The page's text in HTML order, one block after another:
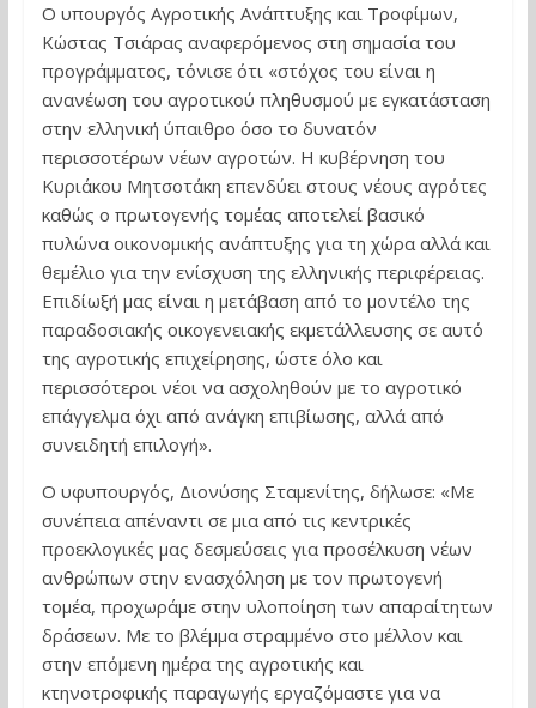
Ο υπουργός Αγροτικής Ανάπτυξης και Τροφίμων,
Κώστας Τσιάρας αναφερόμενος στη σημασία του
προγράμματος, τόνισε ότι «στόχος του είναι η
ανανέωση του αγροτικού πληθυσμού με εγκατάσταση
στην ελληνική ύπαιθρο όσο το δυνατόν
περισσοτέρων νέων αγροτών. Η κυβέρνηση του
Κυριάκου Μητσοτάκη επενδύει στους νέους αγρότες
καθώς ο πρωτογενής τομέας αποτελεί βασικό
πυλώνα οικονομικής ανάπτυξης για τη χώρα αλλά και
θεμέλιο για την ενίσχυση της ελληνικής περιφέρειας.
Επιδίωξή μας είναι η μετάβαση από το μοντέλο της
παραδοσιακής οικογενειακής εκμετάλλευσης σε αυτό
της αγροτικής επιχείρησης, ώστε όλο και
περισσότεροι νέοι να ασχοληθούν με το αγροτικό
επάγγελμα όχι από ανάγκη επιβίωσης, αλλά από
συνειδητή επιλογή».
Ο υφυπουργός, Διονύσης Σταμενίτης, δήλωσε: «Με
συνέπεια απέναντι σε μια από τις κεντρικές
προεκλογικές μας δεσμεύσεις για προσέλκυση νέων
ανθρώπων στην ενασχόληση με τον πρωτογενή
τομέα, προχωράμε στην υλοποίηση των απαραίτητων
δράσεων. Με το βλέμμα στραμμένο στο μέλλον και
στην επόμενη ημέρα της αγροτικής και
κτηνοτροφικής παραγωγής εργαζόμαστε για να